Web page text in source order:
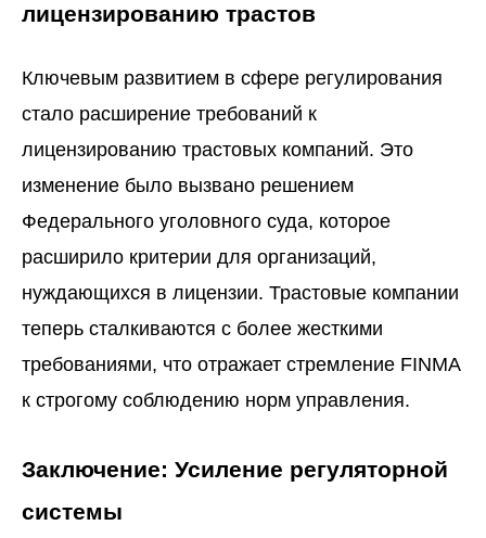
лицензированию трастов
Ключевым развитием в сфере регулирования
стало расширение требований к
лицензированию трастовых компаний. Это
изменение было вызвано решением
Федерального уголовного суда, которое
расширило критерии для организаций,
нуждающихся в лицензии. Трастовые компании
теперь сталкиваются с более жесткими
требованиями, что отражает стремление FINMA
к строгому соблюдению норм управления.
Заключение: Усиление регуляторной
системы